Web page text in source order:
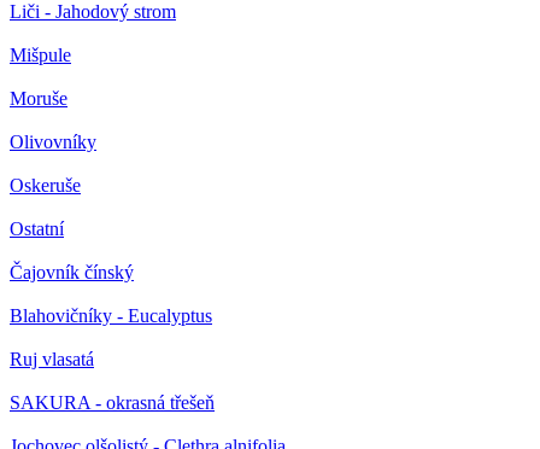
Liči - Jahodový strom
Mišpule
Moruše
Olivovníky
Oskeruše
Ostatní
Čajovník čínský
Blahovičníky - Eucalyptus
Ruj vlasatá
SAKURA - okrasná třešeň